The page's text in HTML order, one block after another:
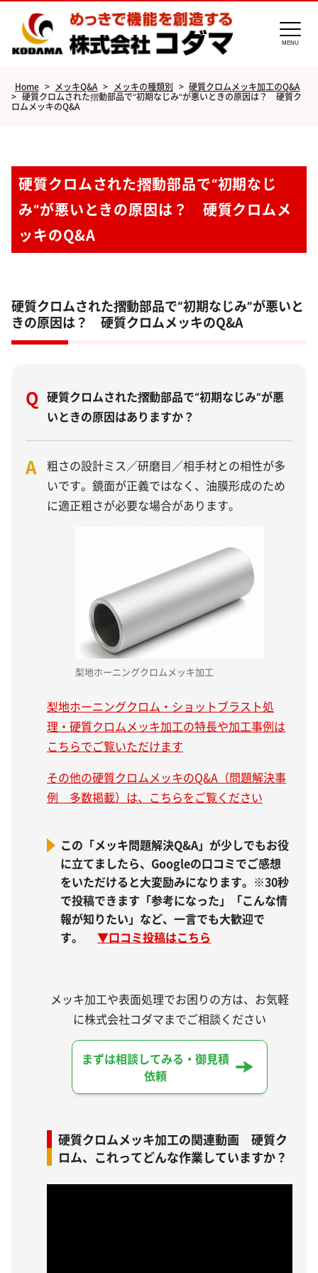
MENU
Home > メッキQ&A > メッキの種類別 > 硬質クロムメッキ加工のQ&A
> 硬質クロムされた摺動部品で“初期なじみ”が悪いときの原因は？ 硬質ク
ロムメッキのQ&A
硬質クロムされた摺動部品で“初期なじ
み”が悪いときの原因は？ 硬質クロムメ
ッキのQ&A
硬質クロムされた摺動部品で“初期なじみ”が悪いと
きの原因は？ 硬質クロムメッキのQ&A
Q 硬質クロムされた摺動部品で“初期なじみ”が悪
いときの原因はありますか？
A
粗さの設計ミス／研磨目／相手材との相性が多
いです。鏡面が正義ではなく、油膜形成のため
に適正粗さが必要な場合があります。
梨地ホーニングクロムメッキ加工
梨地ホーニングクロム・ショットブラスト処
理・硬質クロムメッキ加工の特長や加工事例は
こちらでご覧いただけます
その他の硬質クロムメッキのQ&A（問題解決事
例 多数掲載）は、こちらをご覧ください
この「メッキ問題解決Q&A」が少しでもお役
に立てましたら、Googleの口コミでご感想
をいただけると大変励みになります。※30秒
で投稿できます「参考になった」「こんな情
報が知りたい」など、一言でも大歓迎で
す。▼口コミ投稿はこちら
メッキ加工や表面処理でお困りの方は、お気軽
に株式会社コダマまでご相談ください
まずは相談してみる・御見積
依頼
硬質クロムメッキ加工の関連動画 硬質ク
ロム、これってどんな作業していますか？